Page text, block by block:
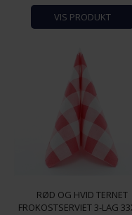
VIS PRODUKT
RØD OG HVID TERNET
FROKOSTSERVIET 3-LAG